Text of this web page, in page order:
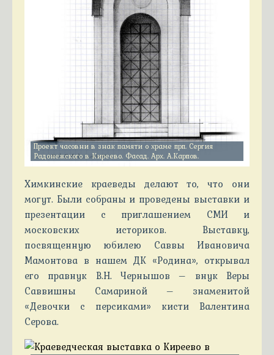
Проект часовни в знак памяти о храме прп. Сергия
Радонежского в Киреево. Фасад. Арх. А.Карпов.
Химкинские краеведы делают то, что они
могут. Были собраны и проведены выставки и
презентации с приглашением СМИ и
московских историков. Выставку,
посвященную юбилею Саввы Ивановича
Мамонтова в нашем ДК «Родина», открывал
его правнук В.Н. Чернышов – внук Веры
Саввишны Самариной – знаменитой
«Девочки с персиками» кисти Валентина
Серова.